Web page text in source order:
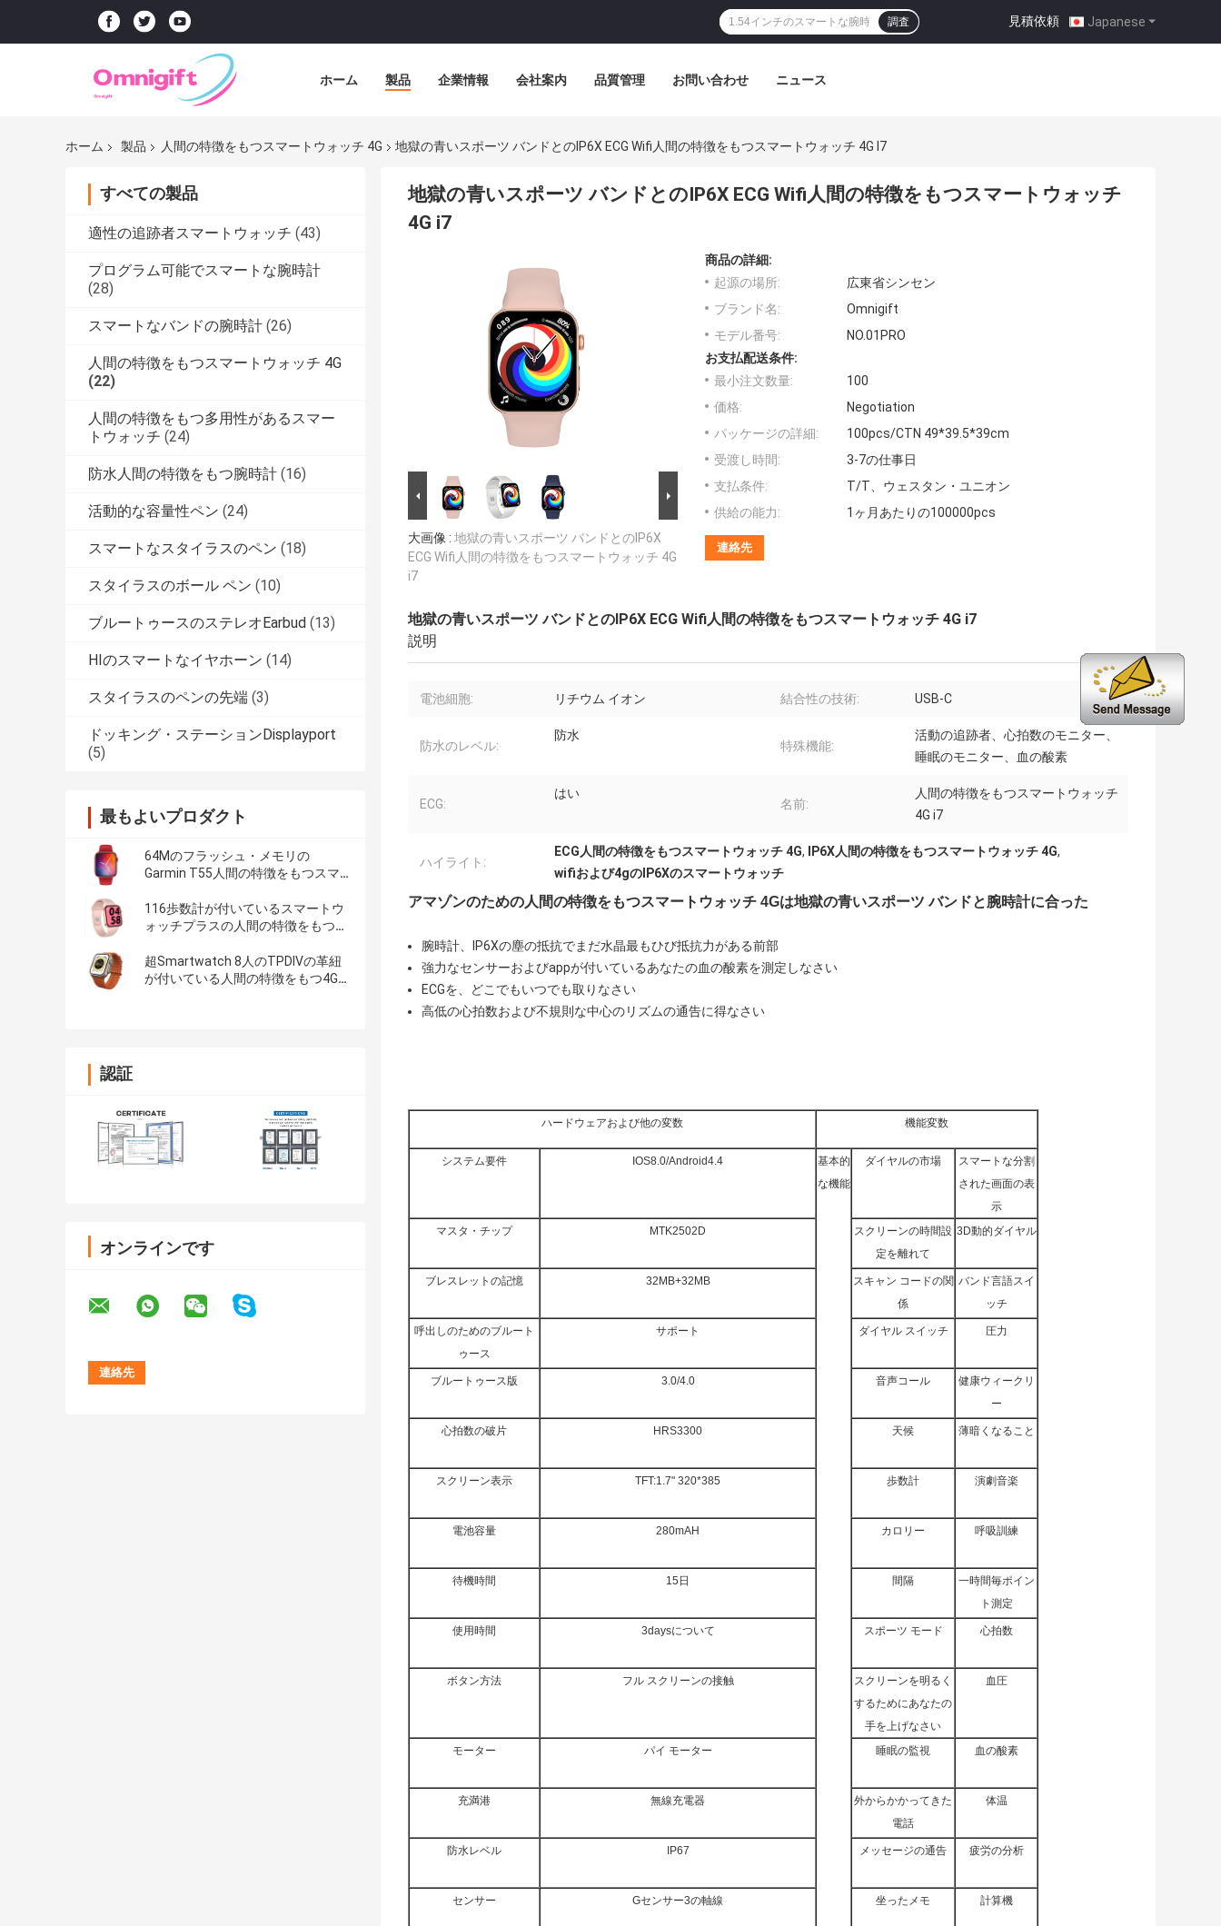
Japanese
見積依頼 |
調査
ホーム 製品 企業情報 会社案内 品質管理 お問い合わせ ニュース
ホーム 製品 人間の特徴をもつスマートウォッチ 4G 地獄の青いスポーツ バンドとのIP6X ECG Wifi人間の特徴をもつスマートウォッチ 4G I7
すべての製品
適性の追跡者スマートウォッチ (43)
プログラム可能でスマートな腕時計
(28)
スマートなバンドの腕時計 (26)
人間の特徴をもつスマートウォッチ 4G
(22)
人間の特徴をもつ多用性があるスマー
トウォッチ (24)
防水人間の特徴をもつ腕時計 (16)
活動的な容量性ペン (24)
スマートなスタイラスのペン (18)
スタイラスのボール ペン (10)
ブルートゥースのステレオEarbud (13)
HIのスマートなイヤホーン (14)
スタイラスのペンの先端 (3)
ドッキング・ステーションDisplayport
(5)
最もよいプロダクト
64Mのフラッシュ・メモリの
Garmin T55人間の特徴をもつスマ
116歩数計が付いているスマートウ
ォッチプラスの人間の特徴をもつ
超Smartwatch 8人のTPDIVの革紐
が付いている人間の特徴をもつ4G
認証
オンラインです
地獄の青いスポーツ バンドとのIP6X ECG Wifi人間の特徴をもつスマートウォッチ
4G i7
大画像 : 地獄の青いスポーツ バンドとのIP6X
ECG Wifi人間の特徴をもつスマートウォッチ 4G
i7
商品の詳細:
起源の場所:
広東省シンセン
ブランド名:
Omnigift
モデル番号:
NO.01PRO
お支払配送条件:
最小注文数量:
100
価格:
Negotiation
パッケージの詳細:
100pcs/CTN 49*39.5*39cm
受渡し時間:
3-7の仕事日
支払条件:
T/T、ウェスタン・ユニオン
供給の能力:
1ヶ月あたりの100000pcs
連絡先
地獄の青いスポーツ バンドとのIP6X ECG Wifi人間の特徴をもつスマートウォッチ 4G i7
説明
電池細胞: リチウム イオン 結合性の技術: USB-C
防水のレベル:
防水
特殊機能:
活動の追跡者、心拍数のモニター、
睡眠のモニター、血の酸素
ECG:
はい
名前:
人間の特徴をもつスマートウォッチ
4G i7
ハイライト:
ECG人間の特徴をもつスマートウォッチ 4G, IP6X人間の特徴をもつスマートウォッチ 4G,
wifiおよび4gのIP6Xのスマートウォッチ
アマゾンのための人間の特徴をもつスマートウォッチ 4Gは地獄の青いスポーツ バンドと腕時計に合った
腕時計、IP6Xの塵の抵抗でまだ水晶最もひび抵抗力がある前部
強力なセンサーおよびappが付いているあなたの血の酸素を測定しなさい
ECGを、どこでもいつでも取りなさい
高低の心拍数および不規則な中心のリズムの通告に得なさい
ハードウェアおよび他の変数 機能変数
システム要件 IOS8.0/Android4.4
基本的
な機能
ダイヤルの市場
スマートな分割
された画面の表
示
マスタ・チップ
MTK2502D
スクリーンの時間設
定を離れて
3D動的ダイヤル
ブレスレットの記憶 32MB+32MB
スキャン コードの関
係
バンド言語スイ
ッチ
呼出しのためのブルート
ゥース
サポート ダイヤル スイッチ 圧力
ブルートゥース版 3.0/4.0 音声コール
健康ウィークリ
ー
心拍数の破片 HRS3300 天候 薄暗くなること
スクリーン表示 TFT:1.7" 320*385 歩数計 演劇音楽
電池容量 280mAH カロリー 呼吸訓練
待機時間 15日 間隔
一時間毎ポイン
ト測定
使用時間 3daysについて スポーツ モード 心拍数
ボタン方法 フル スクリーンの接触
スクリーンを明るく
するためにあなたの
手を上げなさい
血圧
モーター パイ モーター 睡眠の監視 血の酸素
充満港 無線充電器
外からかかってきた
電話
体温
防水レベル IP67 メッセージの通告 疲労の分析
センサー Gセンサー3の軸線 坐ったメモ 計算機